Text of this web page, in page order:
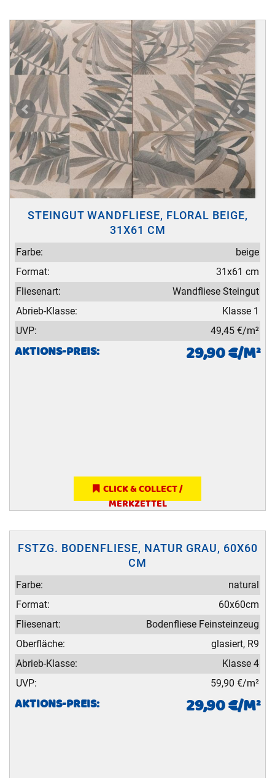
STEINGUT WANDFLIESE, FLORAL BEIGE,
31X61 CM
Farbe:
beige
Format:
31x61 cm
Fliesenart:
Wandfliese Steingut
Abrieb-Klasse:
Klasse 1
UVP:
49,45 €/m²
AKTIONS-PREIS: 29,90 €/M²
CLICK & COLLECT /
MERKZETTEL
FSTZG. BODENFLIESE, NATUR GRAU, 60X60
CM
Farbe:
natural
Format:
60x60cm
Fliesenart:
Bodenfliese Feinsteinzeug
Oberfläche:
glasiert, R9
Abrieb-Klasse:
Klasse 4
UVP:
59,90 €/m²
AKTIONS-PREIS: 29,90 €/M²